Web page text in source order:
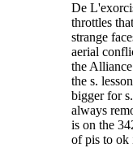
De
throttles
strange
aerial
the
the s.
bigger for
always
is on the
of pis to ok